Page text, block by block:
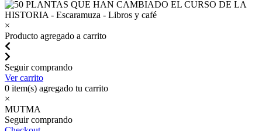
×
Producto agregado a carrito
Seguir comprando
Ver carrito
0 item(s) agregado tu carrito
×
MUTMA
Seguir comprando